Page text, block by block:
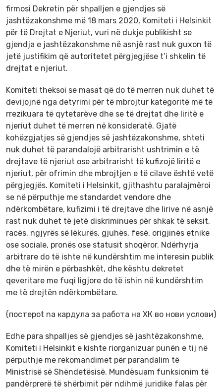
firmosi Dekretin për shpalljen e gjendjes së
jashtëzakonshme më 18 mars 2020, Komiteti i Helsinkit
për të Drejtat e Njeriut, vuri në dukje publikisht se
gjendja e jashtëzakonshme në asnjë rast nuk guxon të
jetë justifikim që autoritetet përgjegjëse t’i shkelin të
drejtat e njeriut.
Komiteti theksoi se masat që do të merren nuk duhet të
devijojnë nga detyrimi për të mbrojtur kategoritë më të
rrezikuara të qytetarëve dhe se të drejtat dhe liritë e
njeriut duhet të merren në konsideratë. Gjatë
kohëzgjatjes së gjendjes së jashtëzakonshme, shteti
nuk duhet të parandalojë arbitrarisht ushtrimin e të
drejtave të njeriut ose arbitrarisht të kufizojë liritë e
njeriut, për ofrimin dhe mbrojtjen e të cilave është vetë
përgjegjës. Komiteti i Helsinkit, gjithashtu paralajmëroi
se në përputhje me standardet vendore dhe
ndërkombëtare, kufizimi i të drejtave dhe lirive në asnjë
rast nuk duhet të jetë diskriminues për shkak të seksit,
racës, ngjyrës së lëkurës, gjuhës, fesë, origjinës etnike
ose sociale, pronës ose statusit shoqëror. Ndërhyrja
arbitrare do të ishte në kundërshtim me interesin publik
dhe të mirën e përbashkët, dhe kështu dekretet
qeveritare me fuqi ligjore do të ishin në kundërshtim
me të drejtën ndërkombëtare.
(постерot na кардула за работа на ХК во нови услови)
Edhe para shpalljes së gjendjes së jashtëzakonshme,
Komiteti i Helsinkit e kishte riorganizuar punën e tij në
përputhje me rekomandimet për parandalim të
Ministrisë së Shëndetësisë. Mundësuam funksionim të
pandërprerë të shërbimit për ndihmë juridike falas për